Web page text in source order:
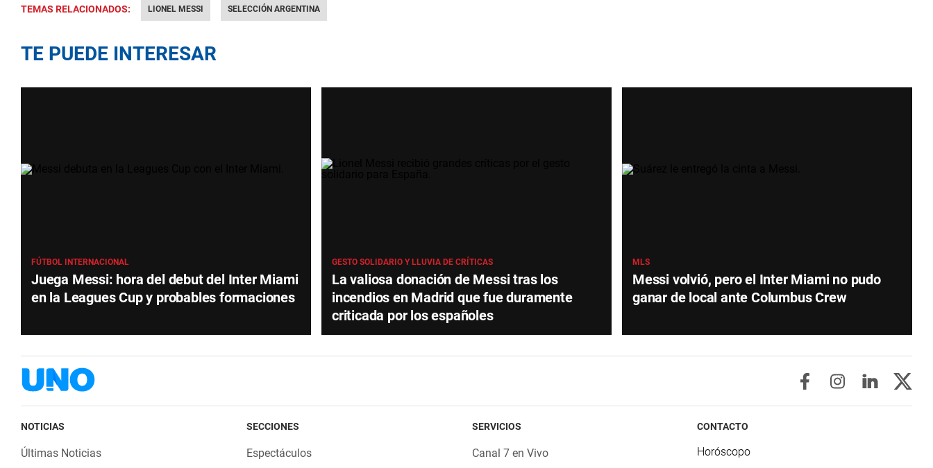
TEMAS RELACIONADOS: LIONEL MESSI SELECCIÓN ARGENTINA
TE PUEDE INTERESAR
FÚTBOL INTERNACIONAL
Juega Messi: hora del debut del Inter Miami
en la Leagues Cup y probables formaciones
GESTO SOLIDARIO Y LLUVIA DE CRÍTICAS
La valiosa donación de Messi tras los
incendios en Madrid que fue duramente
criticada por los españoles
MLS
Messi volvió, pero el Inter Miami no pudo
ganar de local ante Columbus Crew
NOTICIAS
Últimas Noticias
SECCIONES
Espectáculos
SERVICIOS
Canal 7 en Vivo
CONTACTO
Horóscopo